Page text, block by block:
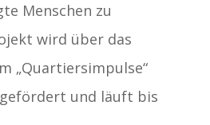
Menschen zu
wird über das
„Quartiersimpulse“
und läuft bis